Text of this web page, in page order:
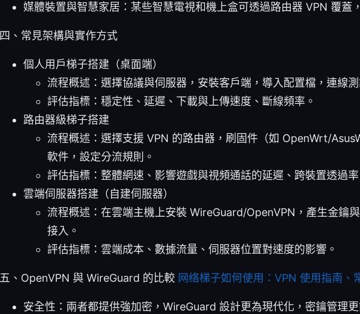
媒體裝置與智慧家居：某些智慧電視和機上盒可透過路由器 VPN 覆蓋
四、常見架構與實作方式
個人用戶梯子搭建（桌面端）
流程概述：選擇協議與伺服器，安裝客戶端，導入配置檔，連線測
評估指標：穩定性、延遲、下載與上傳速度、斷線頻率。
路由器級梯子搭建
流程概述：選擇支援 VPN 的路由器，刷固件（如 OpenWrt/
軟件，設定分流規則。
評估指標：整體網速、影響遊戲與視頻通話的延遲、跨裝置透過率
雲端伺服器搭建（自建伺服器）
流程概述：在雲端主機上安裝 WireGuard/OpenVPN，產生金鑰
接入。
評估指標：雲端成本、數據流量、伺服器位置對速度的影響。
五、OpenVPN 與 WireGuard 的比較 网络梯子如何使用：VPN 使用指南、
安全性：兩者都提供強加密，WireGuard 設計更為現代化，密鑰管理更